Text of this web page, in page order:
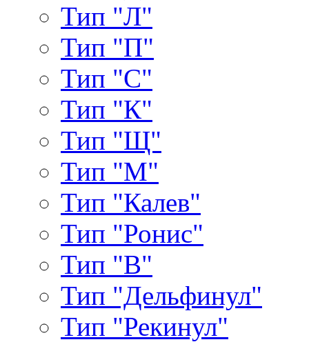
Тип "Л"
Тип "П"
Тип "С"
Тип "К"
Тип "Щ"
Тип "М"
Тип "Калев"
Тип "Ронис"
Тип "В"
Тип "Дельфинул"
Тип "Рекинул"